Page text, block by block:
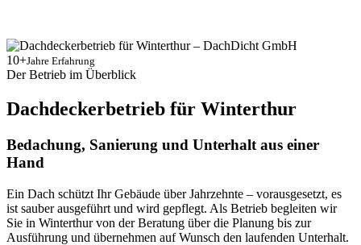
10+Jahre Erfahrung
Der Betrieb im Überblick
Dachdeckerbetrieb für Winterthur
Bedachung, Sanierung und Unterhalt aus einer
Hand
Ein Dach schützt Ihr Gebäude über Jahrzehnte – vorausgesetzt, es
ist sauber ausgeführt und wird gepflegt. Als Betrieb begleiten wir
Sie in Winterthur von der Beratung über die Planung bis zur
Ausführung und übernehmen auf Wunsch den laufenden Unterhalt.